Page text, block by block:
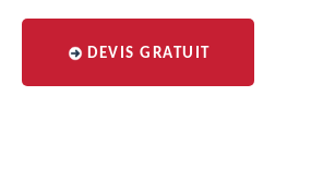
DEVIS GRATUIT